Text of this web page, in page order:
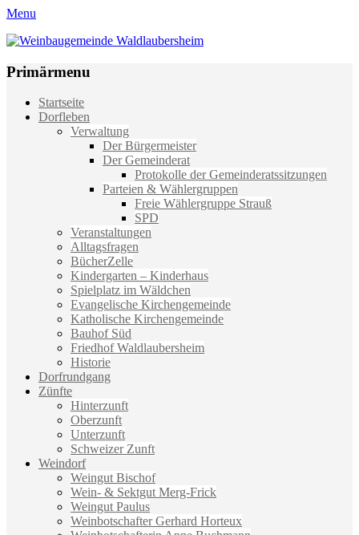
Menu
Weinbaugemeinde Waldlaubersheim
Primärmenu
Weiter
zum
Startseite
Dorfleben
Verwaltung
Der Bürgermeister
Der Gemeinderat
Protokolle der Gemeinderatssitzungen
Parteien & Wählergruppen
Freie Wählergruppe Strauß
SPD
Veranstaltungen
Alltagsfragen
BücherZelle
Kindergarten – Kinderhaus
Spielplatz im Wäldchen
Evangelische Kirchengemeinde
Katholische Kirchengemeinde
Bauhof Süd
Friedhof Waldlaubersheim
Historie
Dorfrundgang
Zünfte
Hinterzunft
Oberzunft
Unterzunft
Schweizer Zunft
Weindorf
Weingut Bischof
Wein- & Sektgut Merg-Frick
Weingut Paulus
Weinbotschafter Gerhard Horteux